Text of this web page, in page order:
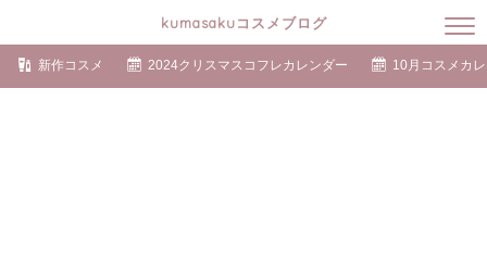
kumasakuコスメブログ
新作コスメ 2024クリスマスコフレカレンダー 10月コスメカ